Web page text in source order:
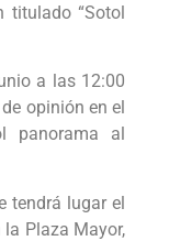
titulado “Sotol
a las 12:00
opinión en el
panorama al
tendrá lugar el
Plaza Mayor,